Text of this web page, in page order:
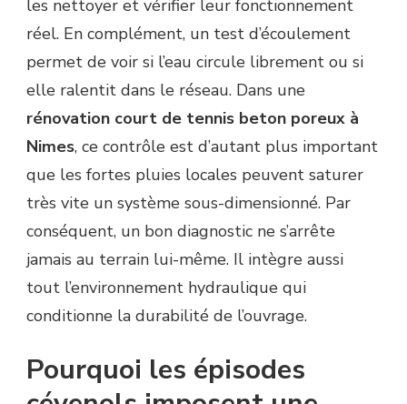
les nettoyer et vérifier leur fonctionnement
réel. En complément, un test d’écoulement
permet de voir si l’eau circule librement ou si
elle ralentit dans le réseau. Dans une
rénovation court de tennis beton poreux à
Nimes, ce contrôle est d’autant plus important
que les fortes pluies locales peuvent saturer
très vite un système sous-dimensionné. Par
conséquent, un bon diagnostic ne s’arrête
jamais au terrain lui-même. Il intègre aussi
tout l’environnement hydraulique qui
conditionne la durabilité de l’ouvrage.
Pourquoi les épisodes